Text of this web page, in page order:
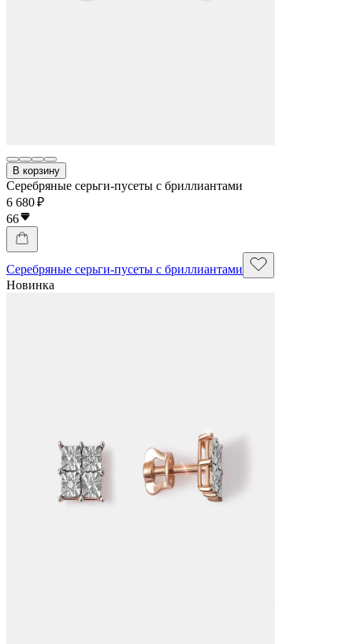
В корзину
Серебряные серьги-пусеты с бриллиантами
6 680 ₽
66
Серебряные серьги-пусеты с бриллиантами
Новинка